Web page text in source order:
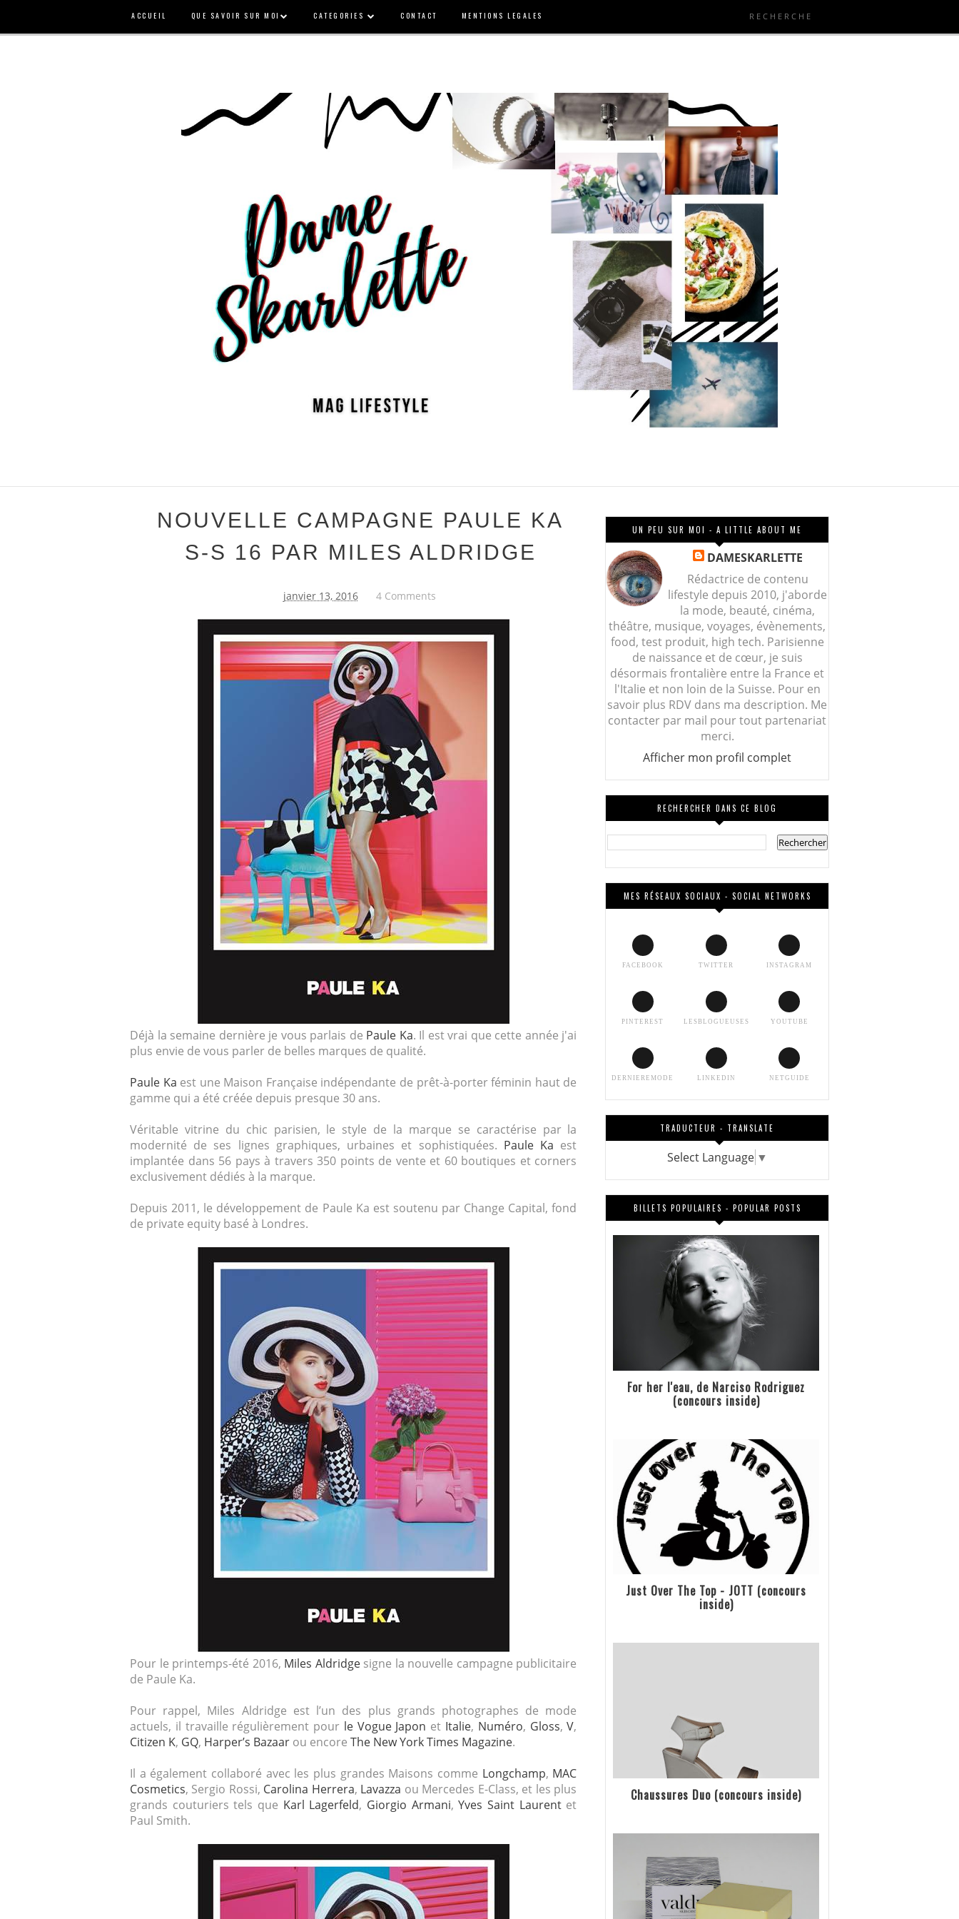
ACCUEIL QUE SAVOIR SUR MOI CATEGORIES CONTACT MENTIONS LEGALES
NOUVELLE CAMPAGNE PAULE KA
S-S 16 PAR MILES ALDRIDGE
janvier 13, 2016 4 Comments
Déjà la semaine dernière je vous parlais de Paule Ka. Il est vrai que cette année j'ai
plus envie de vous parler de belles marques de qualité.
Paule Ka est une Maison Française indépendante de prêt-à-porter féminin haut de
gamme qui a été créée depuis presque 30 ans.
Véritable vitrine du chic parisien, le style de la marque se caractérise par la
modernité de ses lignes graphiques, urbaines et sophistiquées. Paule Ka est
implantée dans 56 pays à travers 350 points de vente et 60 boutiques et corners
exclusivement dédiés à la marque.
Depuis 2011, le développement de Paule Ka est soutenu par Change Capital, fond
de private equity basé à Londres.
Pour le printemps-été 2016, Miles Aldridgesigne la nouvelle campagne publicitaire
de Paule Ka.
Pour rappel, Miles Aldridge est l’un des plus grands photographes de mode
actuels, il travaille régulièrement pour le Vogue Japon et Italie, Numéro, Gloss,V,
Citizen K, GQ, Harper’s Bazaar ou encore The New York Times Magazine.
Il a également collaboré avec les plus grandes Maisons comme Longchamp, MAC
Cosmetics, Sergio Rossi, Carolina Herrera, Lavazza ou Mercedes E-Class, et les plus
grands couturiers tels que Karl Lagerfeld, Giorgio Armani,Yves Saint Laurentet
Paul Smith.
UN PEU SUR MOI - A LITTLE ABOUT ME
DAMESKARLETTE
Rédactrice de contenu
lifestyle depuis 2010, j'aborde
la mode, beauté, cinéma,
théâtre, musique, voyages, évènements,
food, test produit, high tech. Parisienne
de naissance et de cœur, je suis
désormais frontalière entre la France et
l'Italie et non loin de la Suisse. Pour en
savoir plus RDV dans ma description. Me
contacter par mail pour tout partenariat
merci.
Afficher mon profil complet
RECHERCHER DANS CE BLOG
MES RÉSEAUX SOCIAUX - SOCIAL NETWORKS
FACEBOOK TWITTER INSTAGRAM
PINTEREST LESBLOGUEUSES YOUTUBE
DERNIEREMODE LINKEDIN NETGUIDE
TRADUCTEUR - TRANSLATE
Select Language ▼
BILLETS POPULAIRES - POPULAR POSTS
For her l'eau, de Narciso Rodriguez
(concours inside)
Just Over The Top - JOTT (concours
inside)
Chaussures Duo (concours inside)